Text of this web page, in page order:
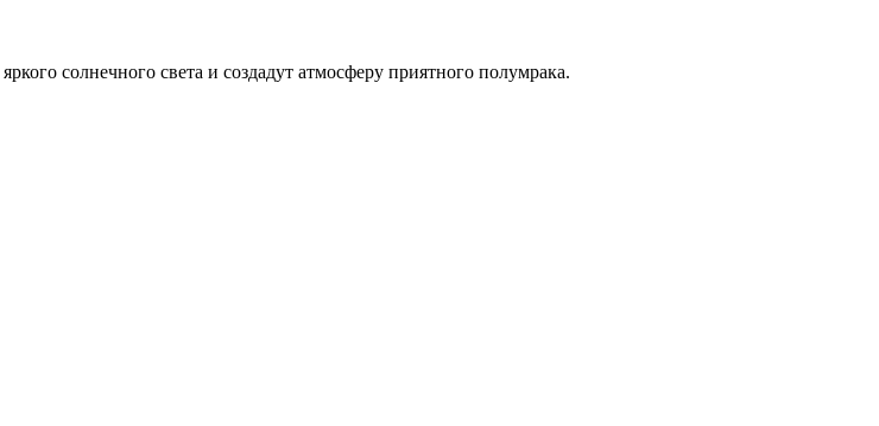
солнечного света и создадут атмосферу приятного полумрака.